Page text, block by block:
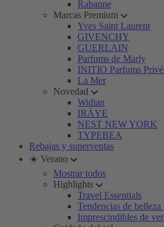
Rabanne
Marcas Premium
Yves Saint Laurent
GIVENCHY
GUERLAIN
Parfums de Marly
INITIO Parfums
La Mer
Novedad
Widian
IRÄYE
NEST NEW YORK
TYPEBEA
Rebajas y superventas
☀️ Verano
Mostrar todos
Highlights
Travel Essentials
Tendencias de
Imprescindibles de